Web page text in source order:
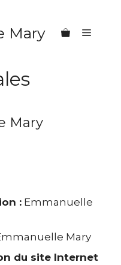
Mary Menu
Mary
: Emmanuelle
Mary
du site Internet